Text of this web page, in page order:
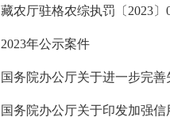
藏农厅驻格农综执罚〔2023〕
2023年公示案件
国务院办公厅关于进一步完
国务院办公厅关于印发加强